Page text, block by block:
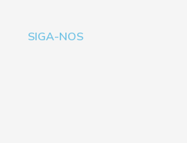
SIGA-NOS